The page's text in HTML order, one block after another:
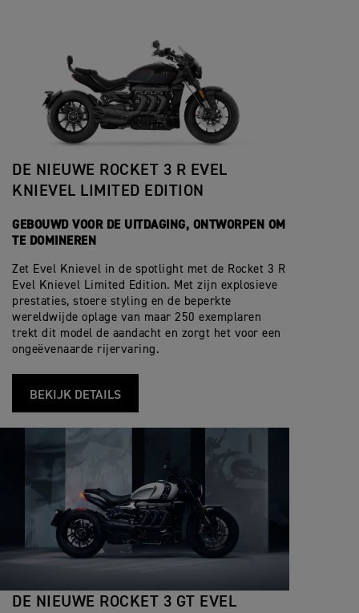
DE NIEUWE ROCKET 3 R EVEL
KNIEVEL LIMITED EDITION
GEBOUWD VOOR DE UITDAGING, ONTWORPEN OM
TE DOMINEREN
Zet Evel Knievel in de spotlight met de Rocket 3 R
Evel Knievel Limited Edition. Met zijn explosieve
prestaties, stoere styling en de beperkte
wereldwijde oplage van maar 250 exemplaren
trekt dit model de aandacht en zorgt het voor een
ongeëvenaarde rijervaring.
BEKIJK DETAILS
DE NIEUWE ROCKET 3 GT EVEL